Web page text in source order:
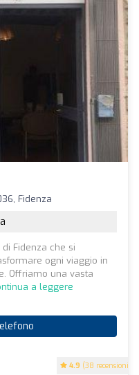
4.9 (38 recensioni)
Fidenza
Fidenza che si
ogni viaggio in
Offriamo una vasta
a leggere